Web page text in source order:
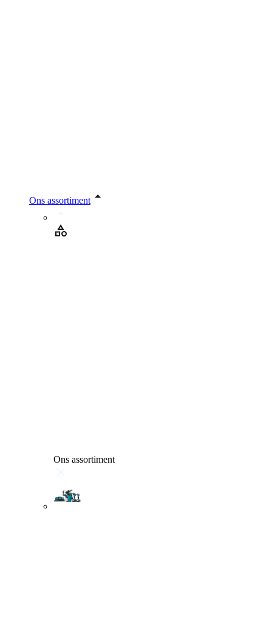
Ons assortiment
Ons assortiment